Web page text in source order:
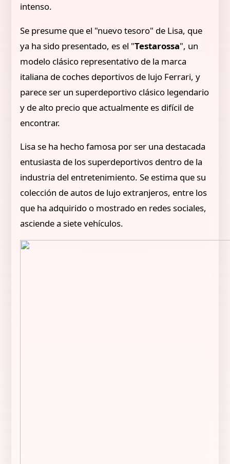
intenso.
Se presume que el "nuevo tesoro" de Lisa, que
ya ha sido presentado, es el "Testarossa", un
modelo clásico representativo de la marca
italiana de coches deportivos de lujo Ferrari, y
parece ser un superdeportivo clásico legendario
y de alto precio que actualmente es difícil de
encontrar.
Lisa se ha hecho famosa por ser una destacada
entusiasta de los superdeportivos dentro de la
industria del entretenimiento. Se estima que su
colección de autos de lujo extranjeros, entre los
que ha adquirido o mostrado en redes sociales,
asciende a siete vehículos.